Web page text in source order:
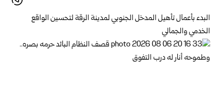
البدء بأعمال تأهيل المدخل الجنوبي لمدينة الرقة لتحسين الواقع
الخدمي والجمالي